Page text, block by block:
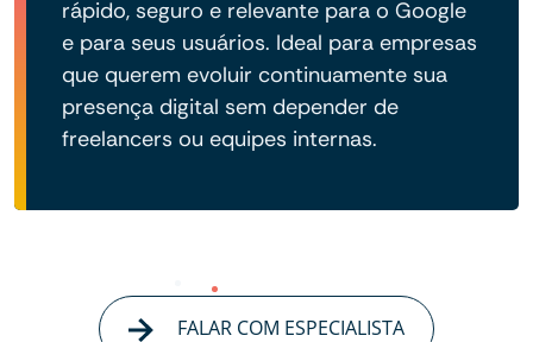
rápido, seguro e relevante para o Google
e para seus usuários. Ideal para empresas
que querem evoluir continuamente sua
presença digital sem depender de
freelancers ou equipes internas.
FALAR COM ESPECIALISTA